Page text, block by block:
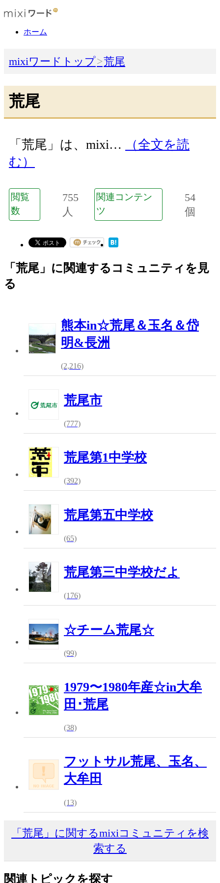
ホーム
mixiワードトップ 荒尾
荒尾
「荒尾」は、mixi…
（全文を読
む）
閲覧
数
755
人
関連コンテン
ツ
54
個
「荒尾」に関連するコミュニティを見
る
熊本in☆荒尾＆玉名＆岱
明&長洲
(2,216)
荒尾市
(777)
荒尾第1中学校
(392)
荒尾第五中学校
(65)
荒尾第三中学校だよ
(176)
☆チーム荒尾☆
(99)
1979〜1980年産☆in大牟
田･荒尾
(38)
フットサル荒尾、玉名、
大牟田
(13)
「荒尾」に関するmixiコミュニティを検
索する
関連トピックを探す